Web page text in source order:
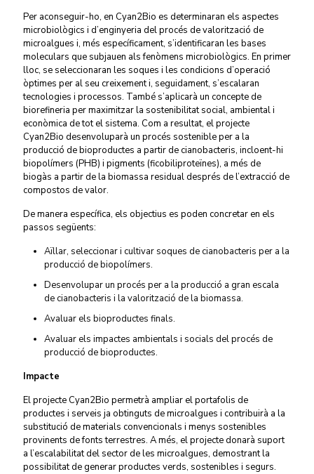
Per aconseguir-ho, en Cyan2Bio es determinaran els aspectes
microbiològics i d’enginyeria del procés de valorització de
microalgues i, més específicament, s’identificaran les bases
moleculars que subjauen als fenòmens microbiològics. En primer
lloc, se seleccionaran les soques i les condicions d’operació
òptimes per al seu creixement i, seguidament, s’escala­ran
tecnologies i processos. També s’aplicarà un concepte de
biorefineria per maximitzar la sostenibilitat social, ambiental i
econòmica de tot el sistema. Com a resultat, el projecte
Cyan2Bio desenvoluparà un procés sostenible per a la
producció de bioproductes a partir de cianobacteris, incloent-hi
biopolímers (PHB) i pigments (ficobiliproteïnes), a més de
biogàs a partir de la biomassa residual després de l’extracció de
compostos de valor.
De manera específica, els objectius es poden concretar en els
passos següents:
Aïllar, seleccionar i cultivar soques de cianobacteris per a la
producció de biopolímers.
Desenvolupar un procés per a la producció a gran escala
de cianobacteris i la valorització de la biomassa.
Avaluar els bioproductes finals.
Avaluar els impactes ambientals i socials del procés de
producció de bioproductes.
Impacte
El projecte Cyan2Bio permetrà ampliar el portafolis de
productes i serveis ja obtinguts de microalgues i contribuirà a la
substitució de materials convencionals i menys sostenibles
provinents de fonts terrestres. A més, el projecte donarà suport
a l’escalabilitat del sector de les microalgues, demostrant la
possibilitat de generar productes verds, sostenibles i segurs.